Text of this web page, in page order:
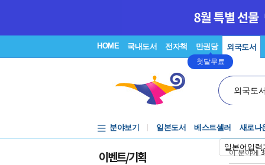
HOME 국내도서 전자책 만권당
첫달무료
외국도서
외국도
일본어입력
분야보기 일본도서 베스트셀러 새로나
이벤트/기획 이 분야에 3